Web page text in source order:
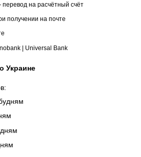
на расчётный счёт
получении на почте
| Universal Bank
Украине